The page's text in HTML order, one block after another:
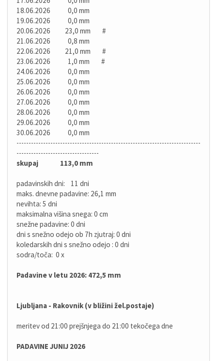
18.06.2026 0,0 mm
19.06.2026 0,0 mm
20.06.2026 23,0 mm #
21.06.2026 0,8 mm
22.06.2026 21,0 mm #
23.06.2026 1,0 mm #
24.06.2026 0,0 mm
25.06.2026 0,0 mm
26.06.2026 0,0 mm
27.06.2026 0,0 mm
28.06.2026 0,0 mm
29.06.2026 0,0 mm
30.06.2026 0,0 mm
----------------------------------------------------------------------------
----------------------------------
skupaj 113,0 mm
padavinskih dni: 11 dni
maks. dnevne padavine: 26,1 mm
nevihta: 5 dni
maksimalna višina snega: 0 cm
snežne padavine: 0 dni
dni s snežno odejo ob 7h zjutraj: 0 dni
koledarskih dni s snežno odejo : 0 dni
sodra/toča: 0 x
Padavine v letu 2026: 472,5 mm
Ljubljana - Rakovnik (v bližini žel.postaje)
meritev od 21:00 prejšnjega do 21:00 tekočega dne
PADAVINE JUNIJ 2026